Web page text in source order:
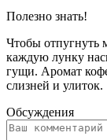
Полезно знать!
Чтобы отпугнуть
каждую лунку
гущи. Аромат
слизней и улиток.
Обсуждения